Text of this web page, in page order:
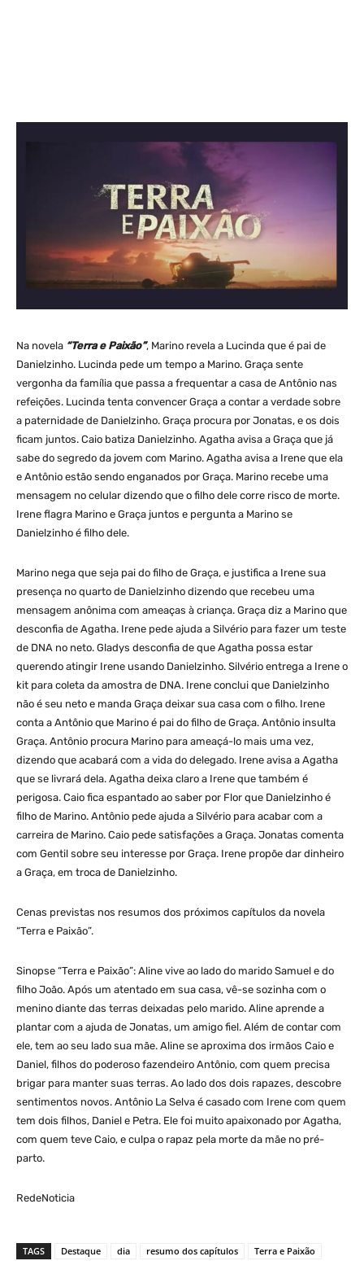
Na novela “Terra e Paixão”, Marino revela a Lucinda que é pai de
Danielzinho. Lucinda pede um tempo a Marino. Graça sente
vergonha da família que passa a frequentar a casa de Antônio nas
refeições. Lucinda tenta convencer Graça a contar a verdade sobre
a paternidade de Danielzinho. Graça procura por Jonatas, e os dois
ficam juntos. Caio batiza Danielzinho. Agatha avisa a Graça que já
sabe do segredo da jovem com Marino. Agatha avisa a Irene que ela
e Antônio estão sendo enganados por Graça. Marino recebe uma
mensagem no celular dizendo que o filho dele corre risco de morte.
Irene flagra Marino e Graça juntos e pergunta a Marino se
Danielzinho é filho dele.
Marino nega que seja pai do filho de Graça, e justifica a Irene sua
presença no quarto de Danielzinho dizendo que recebeu uma
mensagem anônima com ameaças à criança. Graça diz a Marino que
desconfia de Agatha. Irene pede ajuda a Silvério para fazer um teste
de DNA no neto. Gladys desconfia de que Agatha possa estar
querendo atingir Irene usando Danielzinho. Silvério entrega a Irene o
kit para coleta da amostra de DNA. Irene conclui que Danielzinho
não é seu neto e manda Graça deixar sua casa com o filho. Irene
conta a Antônio que Marino é pai do filho de Graça. Antônio insulta
Graça. Antônio procura Marino para ameaçá-lo mais uma vez,
dizendo que acabará com a vida do delegado. Irene avisa a Agatha
que se livrará dela. Agatha deixa claro a Irene que também é
perigosa. Caio fica espantado ao saber por Flor que Danielzinho é
filho de Marino. Antônio pede ajuda a Silvério para acabar com a
carreira de Marino. Caio pede satisfações a Graça. Jonatas comenta
com Gentil sobre seu interesse por Graça. Irene propõe dar dinheiro
a Graça, em troca de Danielzinho.
Cenas previstas nos resumos dos próximos capítulos da novela
“Terra e Paixão”.
Sinopse “Terra e Paixão”: Aline vive ao lado do marido Samuel e do
filho João. Após um atentado em sua casa, vê-se sozinha com o
menino diante das terras deixadas pelo marido. Aline aprende a
plantar com a ajuda de Jonatas, um amigo fiel. Além de contar com
ele, tem ao seu lado sua mãe. Aline se aproxima dos irmãos Caio e
Daniel, filhos do poderoso fazendeiro Antônio, com quem precisa
brigar para manter suas terras. Ao lado dos dois rapazes, descobre
sentimentos novos. Antônio La Selva é casado com Irene com quem
tem dois filhos, Daniel e Petra. Ele foi muito apaixonado por Agatha,
com quem teve Caio, e culpa o rapaz pela morte da mãe no pré-
parto.
RedeNoticia
TAGS Destaque dia resumo dos capítulos Terra e Paixão